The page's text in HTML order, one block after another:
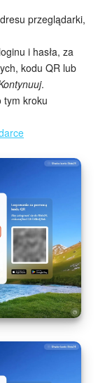
przeglądarki,
i hasła, za
kodu QR lub
.
tym kroku